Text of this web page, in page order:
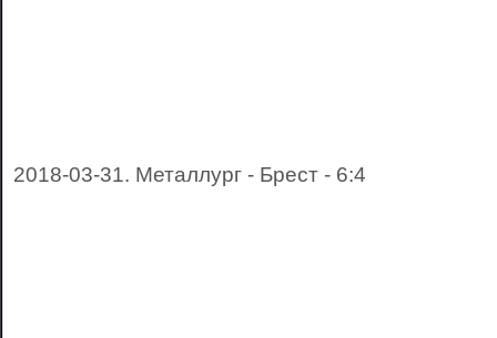
2018-03-31. Металлург - Брест - 6:4